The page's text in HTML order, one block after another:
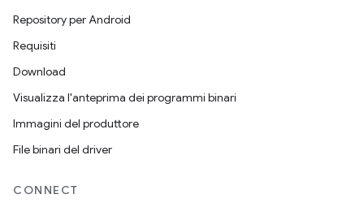
Repository per Android
Requisiti
Download
Visualizza l'anteprima dei programmi binari
Immagini del produttore
File binari del driver
CONNECT